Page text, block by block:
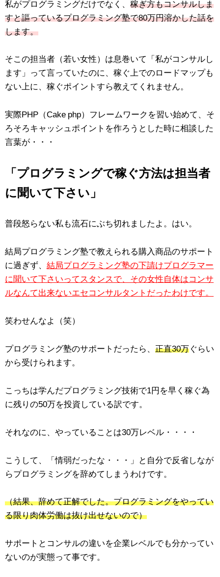
私がプログラミングだけでなく、 稼ぎ方もコンサルしま
すと謳っているプログラミング塾で80万円溶かした話を
します。
そこの担当者（若い女性）は息巻いて「私がコンサルし
ます」って言っていたのに、稼ぐ上でのロードマップも
ない上に、稼ぐポイントすら教えてくれません。
実際PHP（Cake php）フレームワークを習い始めて、そ
ろそろキャッシュポイントを作ろうとした時に相談した
言葉が・・・
「プログラミングで稼ぐ方法は担当者
に聞いて下さい」
普段怒らない私も流石にぶち切れましたよ。はい。
結局プログラミング塾で教えられる購入商品のサポート
に過ぎず、 結局プログラミング塾の下請けプログラマー
に聞いて下さいってスタンスで、その女性自体はコンサ
ルなんて出来ないエセコンサルタントだったわけです。
笑わせんなよ（笑）
プログラミング塾のサポートだったら、 正直30万 ぐらい
から受けられます。
こっちは学んだプログラミング技術で1円を早く稼ぐ為
に残りの50万を投資している訳です。
それなのに、やっていることは30万レベル・・・・
こうして、「情弱だったな・・・」と自分で反省しなが
らプログラミングを辞めてしまうわけです。
（結果、辞めて正解でした。プログラミングをやってい
る限り肉体労働は抜け出せないので）
サポートとコンサルの違いを企業レベルでも分かってい
ないのが実態って事です。